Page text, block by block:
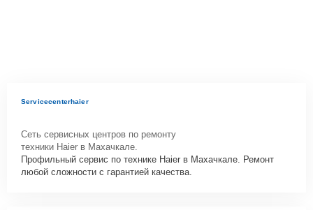
Servicecenterhaier
Сеть сервисных центров по ремонту
техники Haier в Махачкале.
Профильный сервис по технике Haier в Махачкале. Ремонт
любой сложности с гарантией качества.